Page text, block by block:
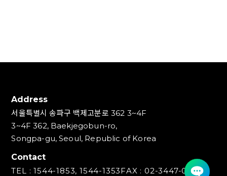
Address
서울특별시 송파구 백제고분로 362 3~4F
3~4F 362, Baekjegobun-ro,
Songpa-gu, Seoul, Republic of Korea
Contact
TEL : 1544-1853, 1544-1353FAX : 02-3447-0700